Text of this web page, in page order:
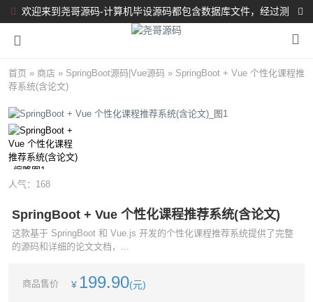
欢迎来到尧哥源码-计算机毕设源码都包含数据库文件，经过测
试都完整可运行！！！
首页 » 商店 » SpringBoot源码 Vue源码 » SpringBoot + Vue 个性化课程推
荐系统(含论文)
人气： 168
SpringBoot + Vue 个性化课程推荐系统(含论文)
这款基于 SpringBoot 和 Vue.js 开发的个性化课程推荐系统提供了完整
的源码和详细的论文文档，...
商品售价 ¥ 199.90(元)